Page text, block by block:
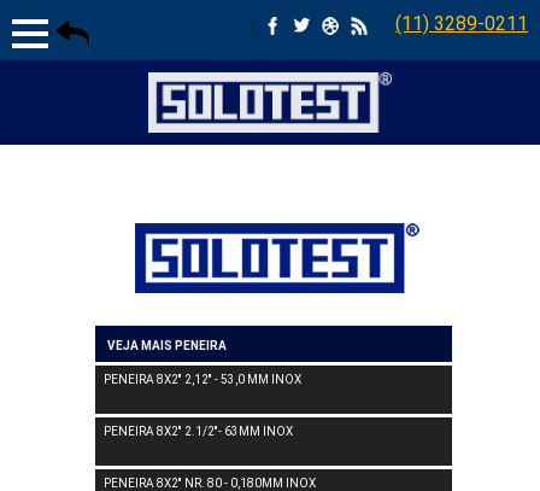
| (11) 3289-0211
VEJA MAIS PENEIRA
PENEIRA 8X2'' 2,12'' - 53,0 MM INOX
PENEIRA 8X2'' 2.1/2''- 63MM INOX
PENEIRA 8X2'' NR. 80 - 0,180MM INOX